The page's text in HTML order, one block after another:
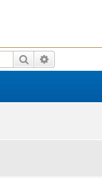
Rechercher